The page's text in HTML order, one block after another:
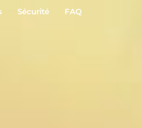
Sécurité FAQ